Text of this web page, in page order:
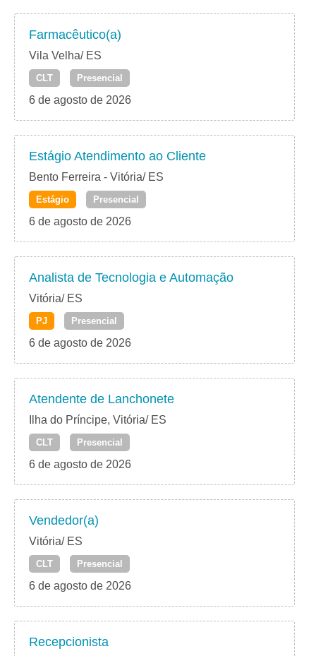
Farmacêutico(a)
Vila Velha/ ES
CLT Presencial
6 de agosto de 2026
Estágio Atendimento ao Cliente
Bento Ferreira - Vitória/ ES
Estágio Presencial
6 de agosto de 2026
Analista de Tecnologia e Automação
Vitória/ ES
PJ Presencial
6 de agosto de 2026
Atendente de Lanchonete
Ilha do Príncipe, Vitória/ ES
CLT Presencial
6 de agosto de 2026
Vendedor(a)
Vitória/ ES
CLT Presencial
6 de agosto de 2026
Recepcionista